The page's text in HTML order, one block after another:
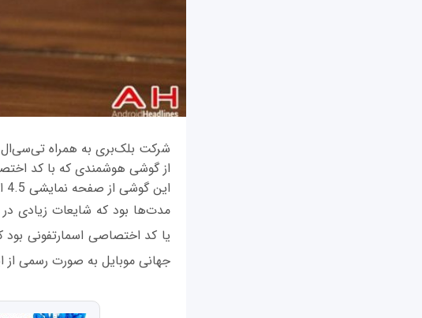
این گوشی از صفحه نمایشی 4.5 اینچی و کیبورد فیزیکی QWERTY بهره می‌برد. با سایت شبکه همراه باشید.
مدت‌ها بود که شایعات زیادی
جهانی موبایل به صورت رسمی